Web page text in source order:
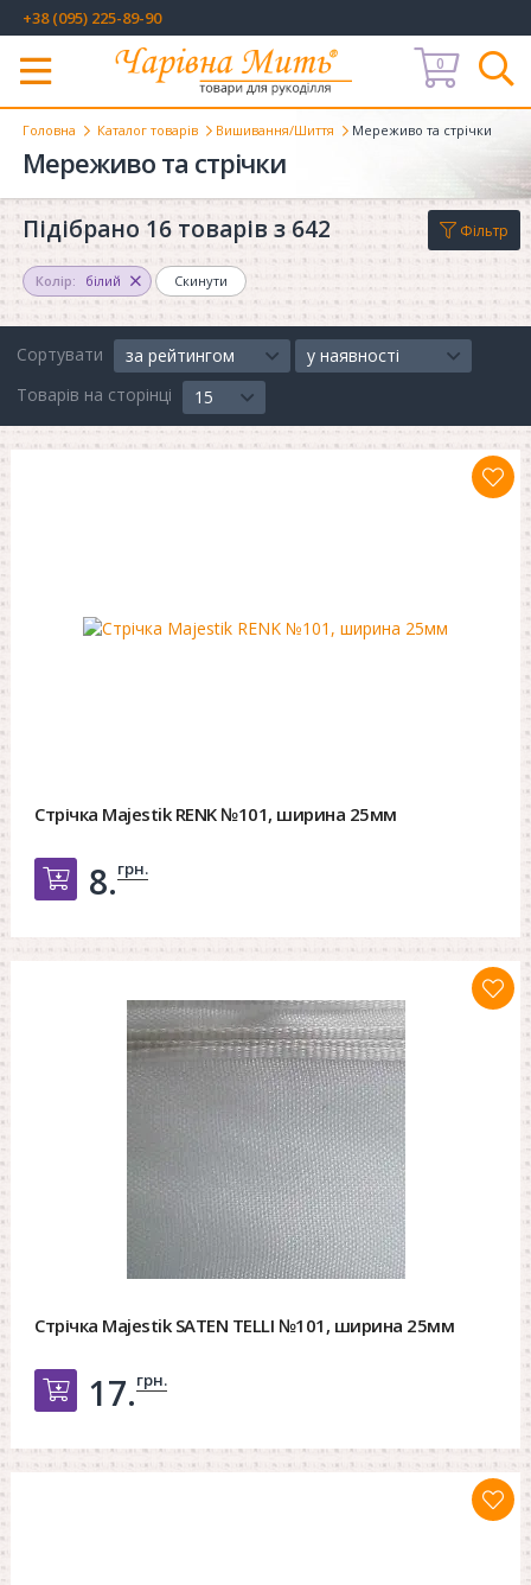
+38 (095) 225-89-90
Меню
0
Головна Каталог товарів Вишивання/Шиття Мереживо та стрічки
Мереживо та стрічки
Підібрано 16 товарів з 642
Колір: білий Скинути
Сортувати за рейтингом
у наявності
Товарів на сторінці
15
Стрічка Majestik RENK №101, ширина 25мм
Добавить в корзину
8.грн.
Стрічка Majestik SATEN TELLI №101, ширина 25мм
Добавить в корзину
17.грн.
Фільтр